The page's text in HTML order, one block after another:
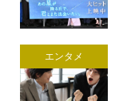
エンタメ